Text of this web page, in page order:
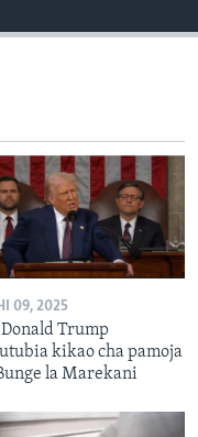
09, 2025
Trump
kikao cha pamoja
la Marekani